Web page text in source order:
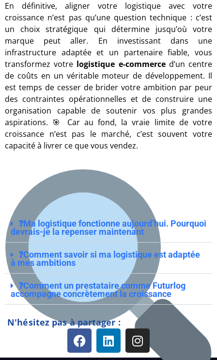
En définitive, aligner votre logistique avec votre
croissance n’est pas qu’une question technique : c’est
un choix stratégique qui détermine jusqu’où votre
marque peut aller. En investissant dans une
infrastructure adaptée et un partenaire fiable, vous
transformez votre logistique e-commerced’un centre
de coûts en un véritable moteur de développement. Il
est temps de cesser de brider votre ambition par peur
des contraintes opérationnelles et de construire une
organisation capable de soutenir vos plus grandes
aspirations. 🎯 Car au fond, la vraie limite de votre
croissance n’est pas le marché, c’est souvent votre
capacité à livrer ce que vous vendez.
❓Ma logistique fonctionne aujourd’hui. Pourquoi
devrais-je la repenser maintenant
❓Comment savoir si ma logistique est adaptée
à mes ambitions
❓Comment un prestataire comme Futurlog
accompagne concrètement la croissance
N'hésitez pas à partager :